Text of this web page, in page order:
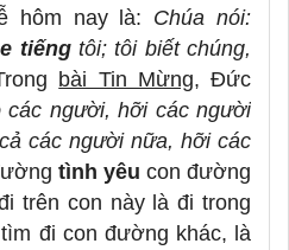
hôm nay là: Chúa nói:
tiếngtôi; tôi biết chúng,
bài Tin Mừng, Đức
các người, hỡi các người
cả các người nữa, hỡi các
tình yêu con đường
trên con này là đi trong
tìm đi con đường khác, là